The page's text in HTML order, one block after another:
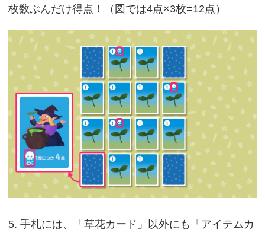
枚数ぶんだけ得点！（図では4点×3枚=12点）
5. 手札には、「草花カード」以外にも「アイテムカ